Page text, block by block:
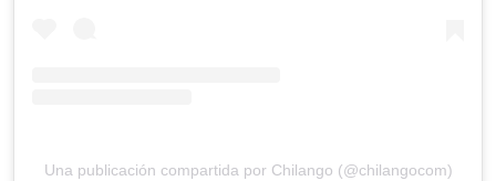
Una publicación compartida por Chilango (@chilangocom)